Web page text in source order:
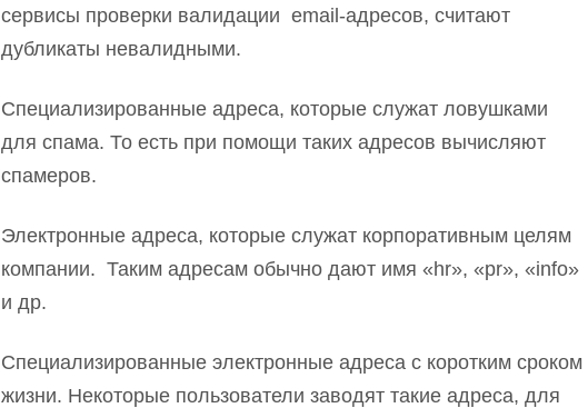
сервисы проверки валидации email-адресов, считают
дубликаты невалидными.
Специализированные адреса, которые служат ловушками
для спама. То есть при помощи таких адресов вычисляют
спамеров.
Электронные адреса, которые служат корпоративным целям
компании. Таким адресам обычно дают имя «hr», «pr», «info»
и др.
Специализированные электронные адреса с коротким сроком
жизни. Некоторые пользователи заводят такие адреса, для